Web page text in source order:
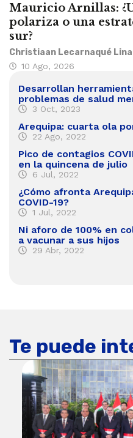
Mauricio Arnillas:
polariza o una
sur?
Christiaan Lecarnaqué
10 Ago, 2026
Desarrollan
problemas de salud
3 Oct, 2023
Arequipa: cuarta ola
22 Ago, 2022
Pico de contagios
en la quincena de julio
6 Jul, 2022
¿Cómo afronta
COVID-19?
1 Jul, 2022
Ni aforo de 100% en
a vacunar a sus hijos
29 Abr, 2022
Te puede